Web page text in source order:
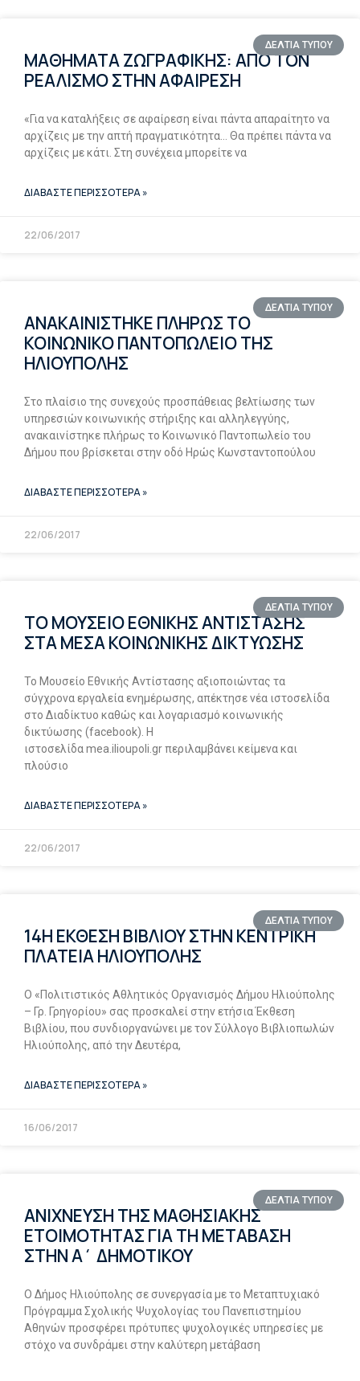
ΔΕΛΤΙΑ ΤΥΠΟΥ
ΜΑΘΗΜΑΤΑ ΖΩΓΡΑΦΙΚΗΣ: ΑΠΟ ΤΟΝ
ΡΕΑΛΙΣΜΟ ΣΤΗΝ ΑΦΑΙΡΕΣΗ
«Για να καταλήξεις σε αφαίρεση είναι πάντα απαραίτητο να
αρχίζεις με την απτή πραγματικότητα… Θα πρέπει πάντα να
αρχίζεις με κάτι. Στη συνέχεια μπορείτε να
ΔΙΑΒΑΣΤΕ ΠΕΡΙΣΣΟΤΕΡΑ »
22/06/2017
ΔΕΛΤΙΑ ΤΥΠΟΥ
ΑΝΑΚΑΙΝΙΣΤΗΚΕ ΠΛΗΡΩΣ ΤΟ
ΚΟΙΝΩΝΙΚΟ ΠΑΝΤΟΠΩΛΕΙΟ ΤΗΣ
ΗΛΙΟΥΠΟΛΗΣ
Στο πλαίσιο της συνεχούς προσπάθειας βελτίωσης των
υπηρεσιών κοινωνικής στήριξης και αλληλεγγύης,
ανακαινίστηκε πλήρως το Κοινωνικό Παντοπωλείο του
Δήμου που βρίσκεται στην οδό Ηρώς Κωνσταντοπούλου
ΔΙΑΒΑΣΤΕ ΠΕΡΙΣΣΟΤΕΡΑ »
22/06/2017
ΔΕΛΤΙΑ ΤΥΠΟΥ
ΤΟ ΜΟΥΣΕΙΟ ΕΘΝΙΚΗΣ ΑΝΤΙΣΤΑΣΗΣ
ΣΤΑ ΜΕΣΑ ΚΟΙΝΩΝΙΚΗΣ ΔΙΚΤΥΩΣΗΣ
Το Μουσείο Εθνικής Αντίστασης αξιοποιώντας τα
σύγχρονα εργαλεία ενημέρωσης, απέκτησε νέα ιστοσελίδα
στο Διαδίκτυο καθώς και λογαριασμό κοινωνικής
δικτύωσης (facebook). Η
ιστοσελίδα mea.ilioupoli.gr περιλαμβάνει κείμενα και
πλούσιο
ΔΙΑΒΑΣΤΕ ΠΕΡΙΣΣΟΤΕΡΑ »
22/06/2017
ΔΕΛΤΙΑ ΤΥΠΟΥ
14Η ΕΚΘΕΣΗ ΒΙΒΛΙΟΥ ΣΤΗΝ ΚΕΝΤΡΙΚΗ
ΠΛΑΤΕΙΑ ΗΛΙΟΥΠΟΛΗΣ
Ο «Πολιτιστικός Αθλητικός Οργανισμός Δήμου Ηλιούπολης
– Γρ. Γρηγορίου» σας προσκαλεί στην ετήσια Έκθεση
Βιβλίου, που συνδιοργανώνει με τον Σύλλογο Βιβλιοπωλών
Ηλιούπολης, από την Δευτέρα,
ΔΙΑΒΑΣΤΕ ΠΕΡΙΣΣΟΤΕΡΑ »
16/06/2017
ΔΕΛΤΙΑ ΤΥΠΟΥ
ΑΝΙΧΝΕΥΣΗ ΤΗΣ ΜΑΘΗΣΙΑΚΗΣ
ΕΤΟΙΜΟΤΗΤΑΣ ΓΙΑ ΤΗ ΜΕΤΑΒΑΣΗ
ΣΤΗΝ Α΄ ΔΗΜΟΤΙΚΟΥ
Ο Δήμος Ηλιούπολης σε συνεργασία με το Μεταπτυχιακό
Πρόγραμμα Σχολικής Ψυχολογίας του Πανεπιστημίου
Αθηνών προσφέρει πρότυπες ψυχολογικές υπηρεσίες με
στόχο να συνδράμει στην καλύτερη μετάβαση